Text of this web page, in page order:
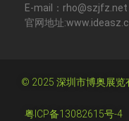
E-mail：rho@szjfz.net
官网地址
© 2025 深圳市博奥展览
粤ICP备13082615号-4